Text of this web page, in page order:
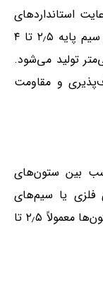
استانداردهای
صنعتی، از جنس فولاد گالوانیزه گرم با قطر سیم پایه ۲٫۵ تا ۴
با طول ۱٫۵ تا ۳ سانتی‌متر تولید می‌شود.
و مقاومت
بین ستون‌های
فلزی یا سیم‌های
مفتولی ثابت گردد. فاصله استاندارد بین ستون‌ها معمولاً ۲٫۵ تا